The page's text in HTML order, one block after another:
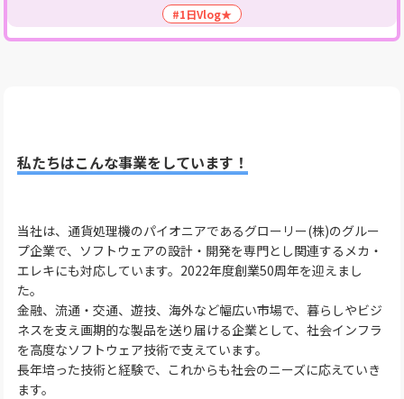
#1日Vlog★
私たちはこんな事業をしています！
当社は、通貨処理機のパイオニアであるグローリー(株)のグルー
プ企業で、ソフトウェアの設計・開発を専門とし関連するメカ・
エレキにも対応しています。2022年度創業50周年を迎えまし
た。
金融、流通・交通、遊技、海外など幅広い市場で、暮らしやビジ
ネスを支え画期的な製品を送り届ける企業として、社会インフラ
を高度なソフトウェア技術で支えています。
長年培った技術と経験で、これからも社会のニーズに応えていき
ます。